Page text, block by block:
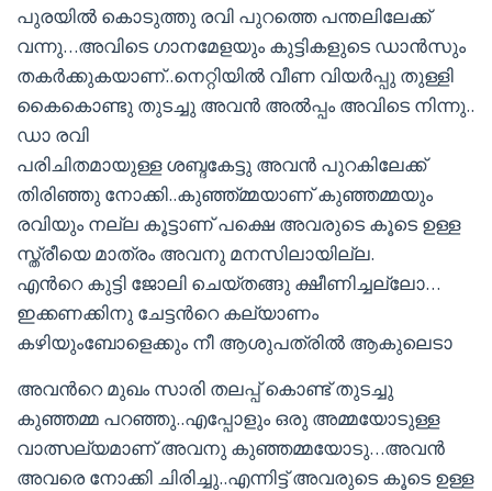
പുരയില്‍ കൊടുത്തു രവി പുറത്തെ പന്തലിലേക്ക്
വന്നു…അവിടെ ഗാനമേളയും കുട്ടികളുടെ ഡാന്‍സും
തകര്‍ക്കുകയാണ്..നെറ്റിയില്‍ വീണ വിയര്‍പ്പു തുള്ളി
കൈകൊണ്ടു തുടച്ചു അവന്‍ അല്‍പ്പം അവിടെ നിന്നു..
ഡാ രവി
പരിചിതമായുള്ള ശബ്ദകേട്ടു അവന്‍ പുറകിലേക്ക്
തിരിഞ്ഞു നോക്കി..കുഞ്ഞ്മ്മയാണ് കുഞ്ഞമ്മയും
രവിയും നല്ല കൂട്ടാണ് പക്ഷെ അവരുടെ കൂടെ ഉള്ള
സ്ത്രീയെ മാത്രം അവനു മനസിലായില്ല.
എന്‍റെ കുട്ടി ജോലി ചെയ്തങ്ങു ക്ഷീണിച്ചല്ലോ…
ഇക്കണക്കിനു ചേട്ടന്‍റെ കല്യാണം
കഴിയുംബോളെക്കും നീ ആശുപത്രില്‍ ആകുലെടാ
അവന്‍റെ മുഖം സാരി തലപ്പ്‌ കൊണ്ട് തുടച്ചു
കുഞ്ഞമ്മ പറഞ്ഞു..എപ്പോളും ഒരു അമ്മയോടുള്ള
വാത്സല്യമാണ് അവനു കുഞ്ഞമ്മയോടു…അവന്‍
അവരെ നോക്കി ചിരിച്ചു..എന്നിട്ട് അവരുടെ കൂടെ ഉള്ള